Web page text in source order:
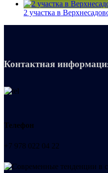
2 участка в
Контактная
Телефон
+7 978 022 04 22